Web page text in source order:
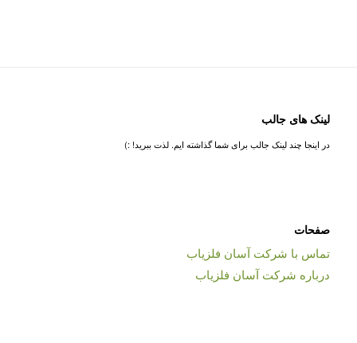
لینک های جالب
در اینجا چند لینک جالب برای شما گذاشته ایم. لذت ببرید! :)
صفحات
تماس با شرکت آسان فلزیاب
درباره شرکت آسان فلزیاب